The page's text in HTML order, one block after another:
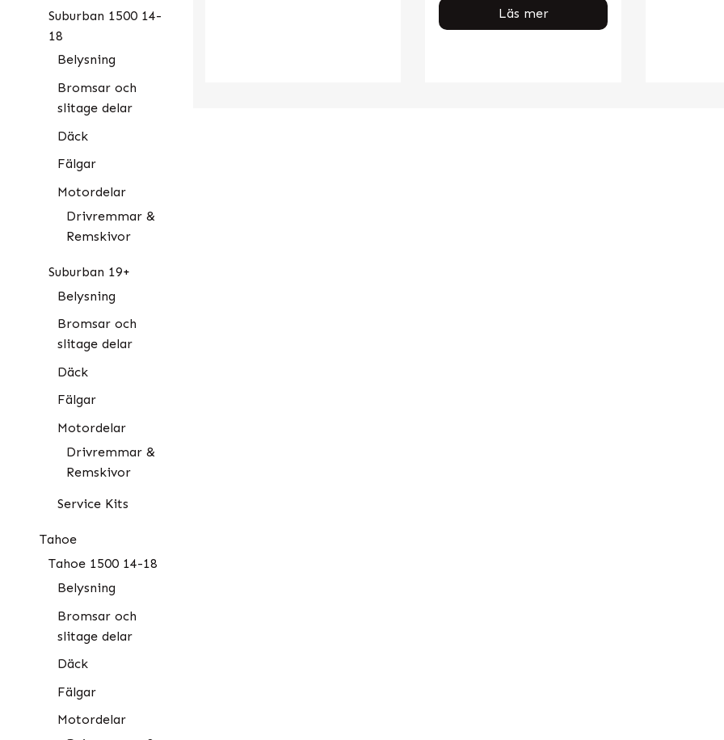
Suburban 1500 14-
18
Belysning
Bromsar och
slitage delar
Däck
Fälgar
Motordelar
Drivremmar &
Remskivor
Suburban 19+
Belysning
Bromsar och
slitage delar
Däck
Fälgar
Motordelar
Drivremmar &
Remskivor
Service Kits
Tahoe
Tahoe 1500 14-18
Belysning
Bromsar och
slitage delar
Däck
Fälgar
Motordelar
Läs mer